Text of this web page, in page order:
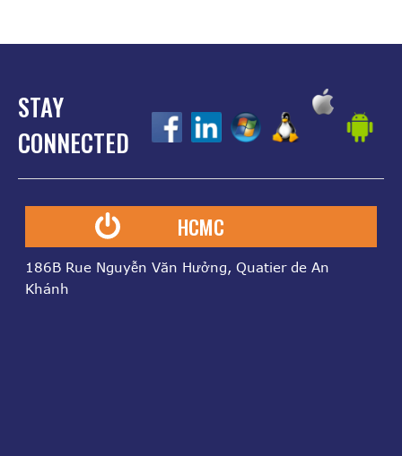
STAY
CONNECTED
HCMC
186B Rue Nguyễn Văn Hưởng, Quatier de An
Khánh